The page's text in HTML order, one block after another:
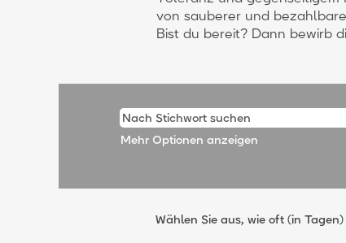
von sauberer und
Bist du bereit? Dann bewirb
Mehr Optionen anzeigen
Wählen Sie aus, wie oft (in